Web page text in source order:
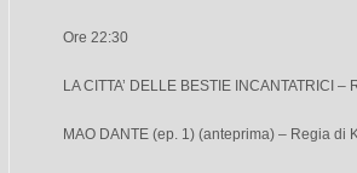
Ore 22:30
LA CITTA’ DELLE BESTIE INCANTATRICI
MAO DANTE (ep. 1) (anteprima) – Regia di